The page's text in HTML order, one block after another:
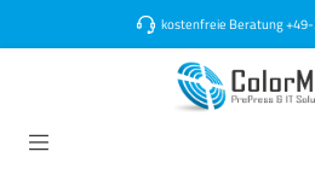
kostenfreie Beratung